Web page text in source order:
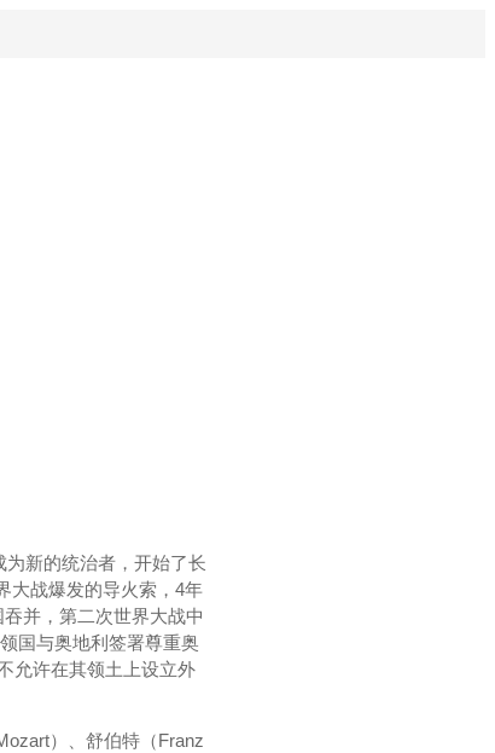
新的统治者，开始了长
大战爆发的导火索，4年
并，第二次世界大战中
国与奥地利签署尊重奥
允许在其领土上设立外
）、舒伯特（Franz